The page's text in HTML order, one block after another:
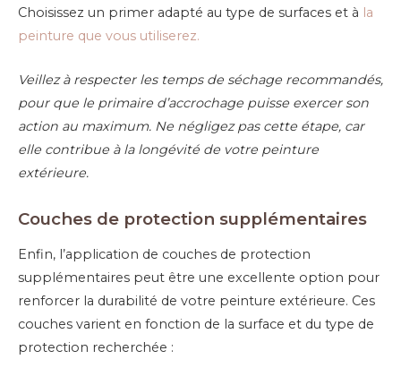
Choisissez un primer adapté au type de surfaces et à la
peinture que vous utiliserez.
Veillez àrespecter les temps de séchage recommandés,
pour que le primaire d’accrochage puisse exercer son
action au maximum. Ne négligez pas cette étape, car
elle contribue à la longévité de votre peinture
extérieure.
Couches de protection supplémentaires
Enfin, l’application de couches de protection
supplémentaires peut être une excellente option pour
renforcer la durabilité de votre peinture extérieure. Ces
couches varient en fonction de la surface et du type de
protection recherchée :